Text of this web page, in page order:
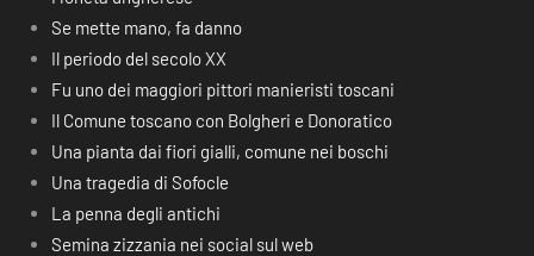
Se mette mano, fa danno
Il periodo del secolo XX
Fu uno dei maggiori pittori manieristi toscani
Il Comune toscano con Bolgheri e Donoratico
Una pianta dai fiori gialli, comune nei boschi
Una tragedia di Sofocle
La penna degli antichi
Semina zizzania nei social sul web